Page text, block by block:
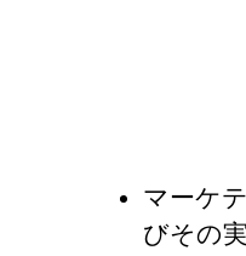
マーケ
びその